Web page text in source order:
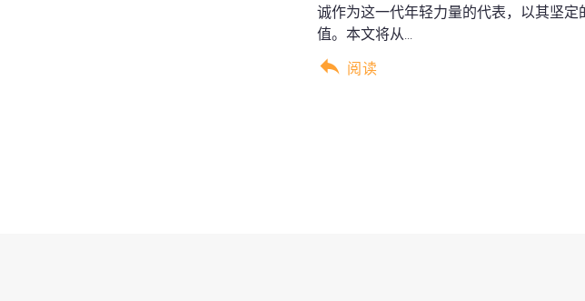
诚作为这一代年轻力量的代表，以其坚
值。本文将从...
阅读